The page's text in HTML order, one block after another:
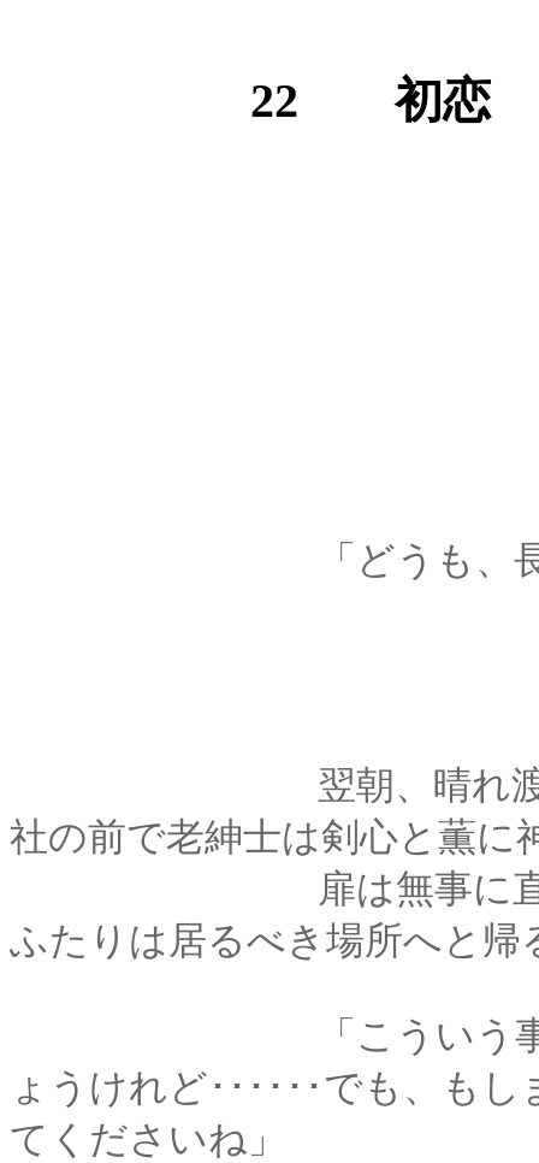
22 初恋
「どうも、長々と
翌朝、晴れ渡った夏
社の前で老紳士は剣心と薫に
扉は無事に直されて
ふたりは居るべき場所へと帰
「こういう事態が度
ょうけれど･･････でも、も
てくださいね」